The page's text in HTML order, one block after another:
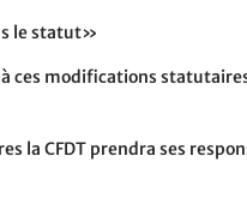
le statut»
ces modifications
la CFDT prendra ses